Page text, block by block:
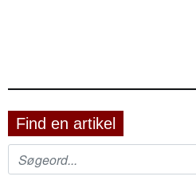
Find en artikel